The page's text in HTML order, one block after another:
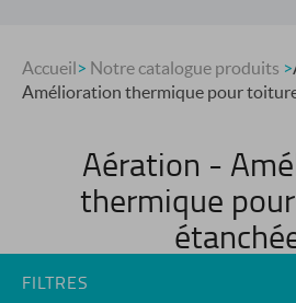
Accueil> Notre catalogue produits >
Amélioration thermique pour
Aération -
thermique
FILTRES